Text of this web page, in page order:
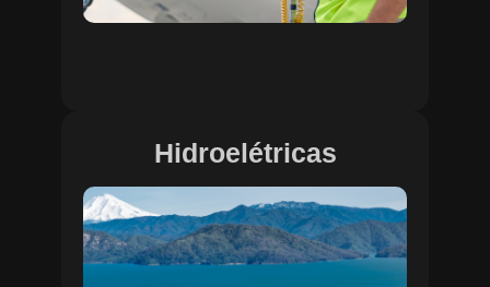
Hidroelétricas